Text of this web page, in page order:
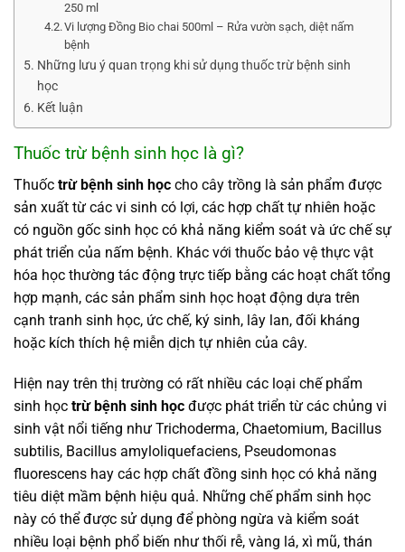
250 ml
Vi lượng Đồng Bio chai 500ml – Rửa vườn sạch, diệt nấm
bệnh
Những lưu ý quan trọng khi sử dụng thuốc trừ bệnh sinh
học
Kết luận
Thuốc trừ bệnh sinh học là gì?
Thuốc trừ bệnh sinh học cho cây trồng là sản phẩm được
sản xuất từ các vi sinh có lợi, các hợp chất tự nhiên hoặc
có nguồn gốc sinh học có khả năng kiểm soát và ức chế sự
phát triển của nấm bệnh. Khác với thuốc bảo vệ thực vật
hóa học thường tác động trực tiếp bằng các hoạt chất tổng
hợp mạnh, các sản phẩm sinh học hoạt động dựa trên
cạnh tranh sinh học, ức chế, ký sinh, lây lan, đối kháng
hoặc kích thích hệ miễn dịch tự nhiên của cây.
Hiện nay trên thị trường có rất nhiều các loại chế phẩm
sinh học trừ bệnh sinh học được phát triển từ các chủng vi
sinh vật nổi tiếng như Trichoderma, Chaetomium, Bacillus
subtilis, Bacillus amyloliquefaciens, Pseudomonas
fluorescens hay các hợp chất đồng sinh học có khả năng
tiêu diệt mầm bệnh hiệu quả. Những chế phẩm sinh học
này có thể được sử dụng để phòng ngừa và kiểm soát
nhiều loại bệnh phổ biến như thối rễ, vàng lá, xì mũ, thán